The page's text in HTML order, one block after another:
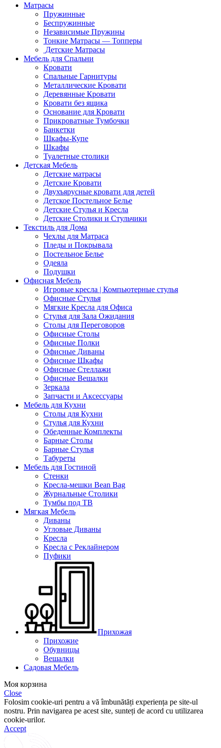
Матрасы
Пружинные
Беспружинные
Независимые Пружины
Тонкие Матрасы — Топперы
Детские Матрасы
Мебель для Спальни
Кровати
Спальные Гарнитуры
Металлические Кровати
Деревянные Кровати
Кровати без ящика
Основание для Кровати
Прикроватные Тумбочки
Банкетки
Шкафы-Купе
Шкафы
Туалетные столики
Детская Мебель
Детские матрасы
Детские Кровати
Двухъярусные кровати для детей
Детское Постельное Белье
Детские Стулья и Кресла
Детские Столики и Стульчики
Текстиль для Дома
Чехлы для Матраса
Пледы и Покрывала
Постельное Белье
Одеяла
Подушки
Офисная Мебель
Игровые кресла | Компьютерные стулья
Офисные Стулья
Мягкие Кресла для Офиса
Стулья для Зала Ожидания
Столы для Переговоров
Офисные Столы
Офисные Полки
Офисные Диваны
Офисные Шкафы
Офисные Стеллажи
Офисные Вешалки
Зеркала
Запчасти и Аксессуары
Мебель для Кухни
Столы для Кухни
Стулья для Кухни
Обеденные Комплекты
Барные Столы
Барные Стулья
Табуреты
Мебель для Гостиной
Стенки
Кресла-мешки Bean Bag
Журнальные Столики
Тумбы под ТВ
Мягкая Мебель
Диваны
Угловые Диваны
Кресла
Кресла с Реклайнером
Пуфики
Прихожая
Прихожие
Обувницы
Вешалки
Садовая Мебель
Моя корзина
Close
Folosim cookie-uri pentru a vă îmbunătăți experiența pe site-ul
nostru. Prin navigarea pe acest site, sunteți de acord cu utilizarea
cookie-urilor.
Accept